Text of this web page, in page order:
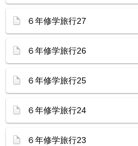
６年修学旅行27
６年修学旅行26
６年修学旅行25
６年修学旅行24
６年修学旅行23